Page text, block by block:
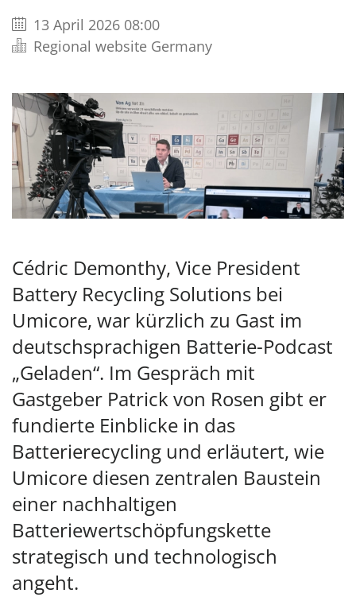
13 April 2026 08:00
Regional website Germany
Cédric Demonthy, Vice President
Battery Recycling Solutions bei
Umicore, war kürzlich zu Gast im
deutschsprachigen Batterie-Podcast
„Geladen“. Im Gespräch mit
Gastgeber Patrick von Rosen gibt er
fundierte Einblicke in das
Batterierecycling und erläutert, wie
Umicore diesen zentralen Baustein
einer nachhaltigen
Batteriewertschöpfungskette
strategisch und technologisch
angeht.